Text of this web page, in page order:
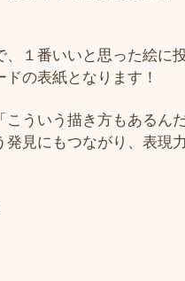
１番いいと思った絵に投
の表紙となります！
ういう描き方もあるんだ
発見にもつながり、表現